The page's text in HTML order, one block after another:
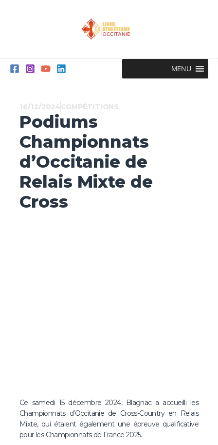
MENU
16/12/2024COMPÉTITIONS
Podiums
Championnats
d’Occitanie de
Relais Mixte de
Cross
Ce samedi 15 décembre 2024, Blagnac a accueilli les
Championnats d’Occitanie de Cross-Country en Relais
Mixte, qui étaient également une épreuve qualificative
pour les Championnats de France 2025.